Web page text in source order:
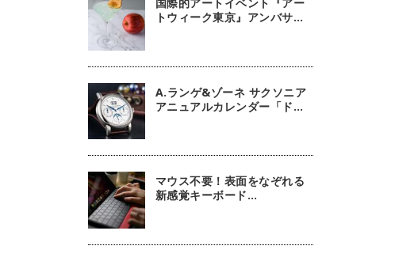
トウィーク東京』アンバサダ
A.ランゲ&ゾーネ サクソニア
アニュアルカレンダー「ドイ
マウス不要！表面をなぞれる
新感覚キーボード